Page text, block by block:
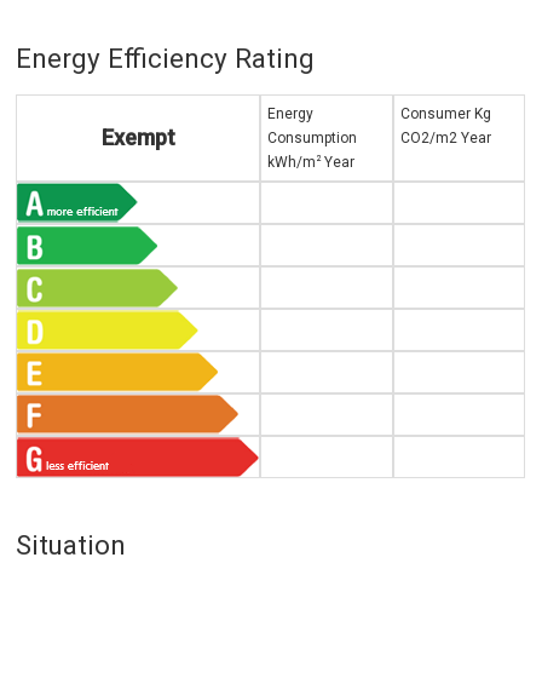
Energy Efficiency Rating
Exempt
Energy
Consumption
kWh/m 2Year
Consumer Kg
CO2/m2 Year
Situation